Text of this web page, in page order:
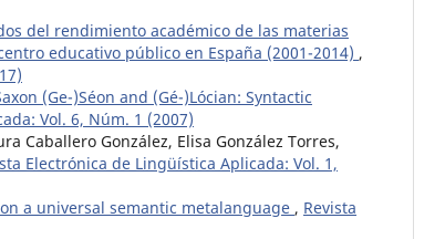
del rendimiento académico de las materias
educativo público en España (2001-2014) ,
(Ge-)Séon and (Gé-)Lócian: Syntactic
Vol. 6, Núm. 1 (2007)
Caballero González, Elisa González Torres,
Electrónica de Lingüística Aplicada: Vol. 1,
a universal semantic metalanguage , Revista